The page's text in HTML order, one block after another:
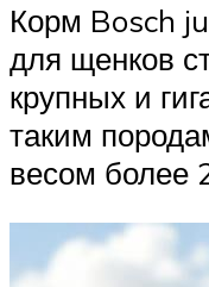
Корм Bosch
для щенков
крупных и
таким
весом более